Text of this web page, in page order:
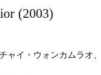
(2003)
ャイ・ウォンカムラオ、